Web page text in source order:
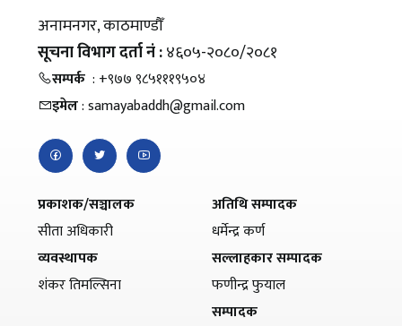
अनामनगर, काठमाण्डौँ
सूचना विभाग दर्ता नं :४६०५-२०८०/२०८१
सम्पर्क : +९७७ ९८५१११९५०४
इमेल: samayabaddh@gmail.com
प्रकाशक/सञ्चालक
सीता अधिकारी
व्यवस्थापक
शंकर तिमल्सिना
अतिथि सम्पादक
धर्मेन्द्र कर्ण
सल्लाहकार सम्पादक
फणीन्द्र फुयाल
सम्पादक